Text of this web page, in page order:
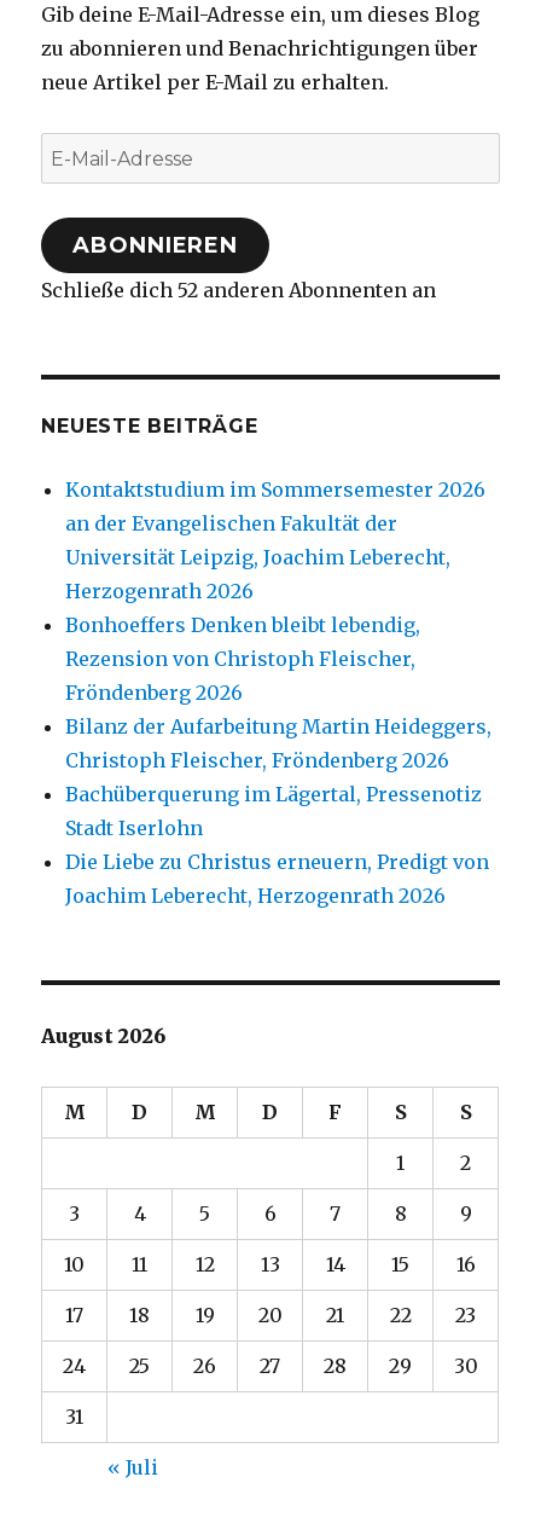
Gib deine E-Mail-Adresse ein, um dieses Blog
zu abonnieren und Benachrichtigungen über
neue Artikel per E-Mail zu erhalten.
E-
Mail-
Adresse
ABONNIEREN
Schließe dich 52 anderen Abonnenten an
NEUESTE BEITRÄGE
Kontaktstudium im Sommersemester 2026
an der Evangelischen Fakultät der
Universität Leipzig, Joachim Leberecht,
Herzogenrath 2026
Bonhoeffers Denken bleibt lebendig,
Rezension von Christoph Fleischer,
Fröndenberg 2026
Bilanz der Aufarbeitung Martin Heideggers,
Christoph Fleischer, Fröndenberg 2026
Bachüberquerung im Lägertal, Pressenotiz
Stadt Iserlohn
Die Liebe zu Christus erneuern, Predigt von
Joachim Leberecht, Herzogenrath 2026
August 2026
M D M D F S S
1 2
3 4 5 6 7 8 9
10 11 12 13 14 15 16
17 18 19 20 21 22 23
24 25 26 27 28 29 30
31
« Juli